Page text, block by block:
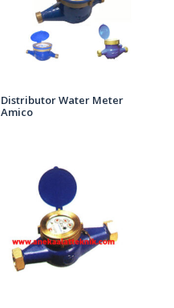
Distributor Water Meter
Amico